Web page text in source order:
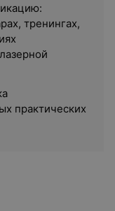
тренингах,
практических